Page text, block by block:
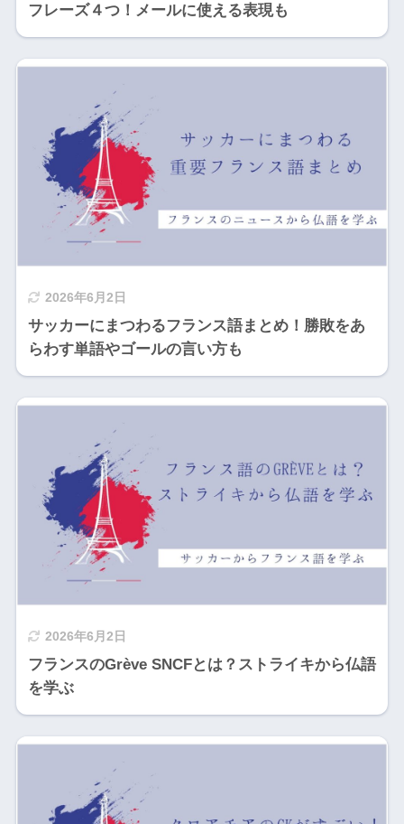
フレーズ４つ！メールに使える表現も
2026年6月2日
サッカーにまつわるフランス語まとめ！勝敗をあ
らわす単語やゴールの言い方も
2026年6月2日
フランスのGrève SNCFとは？ストライキから仏語
を学ぶ